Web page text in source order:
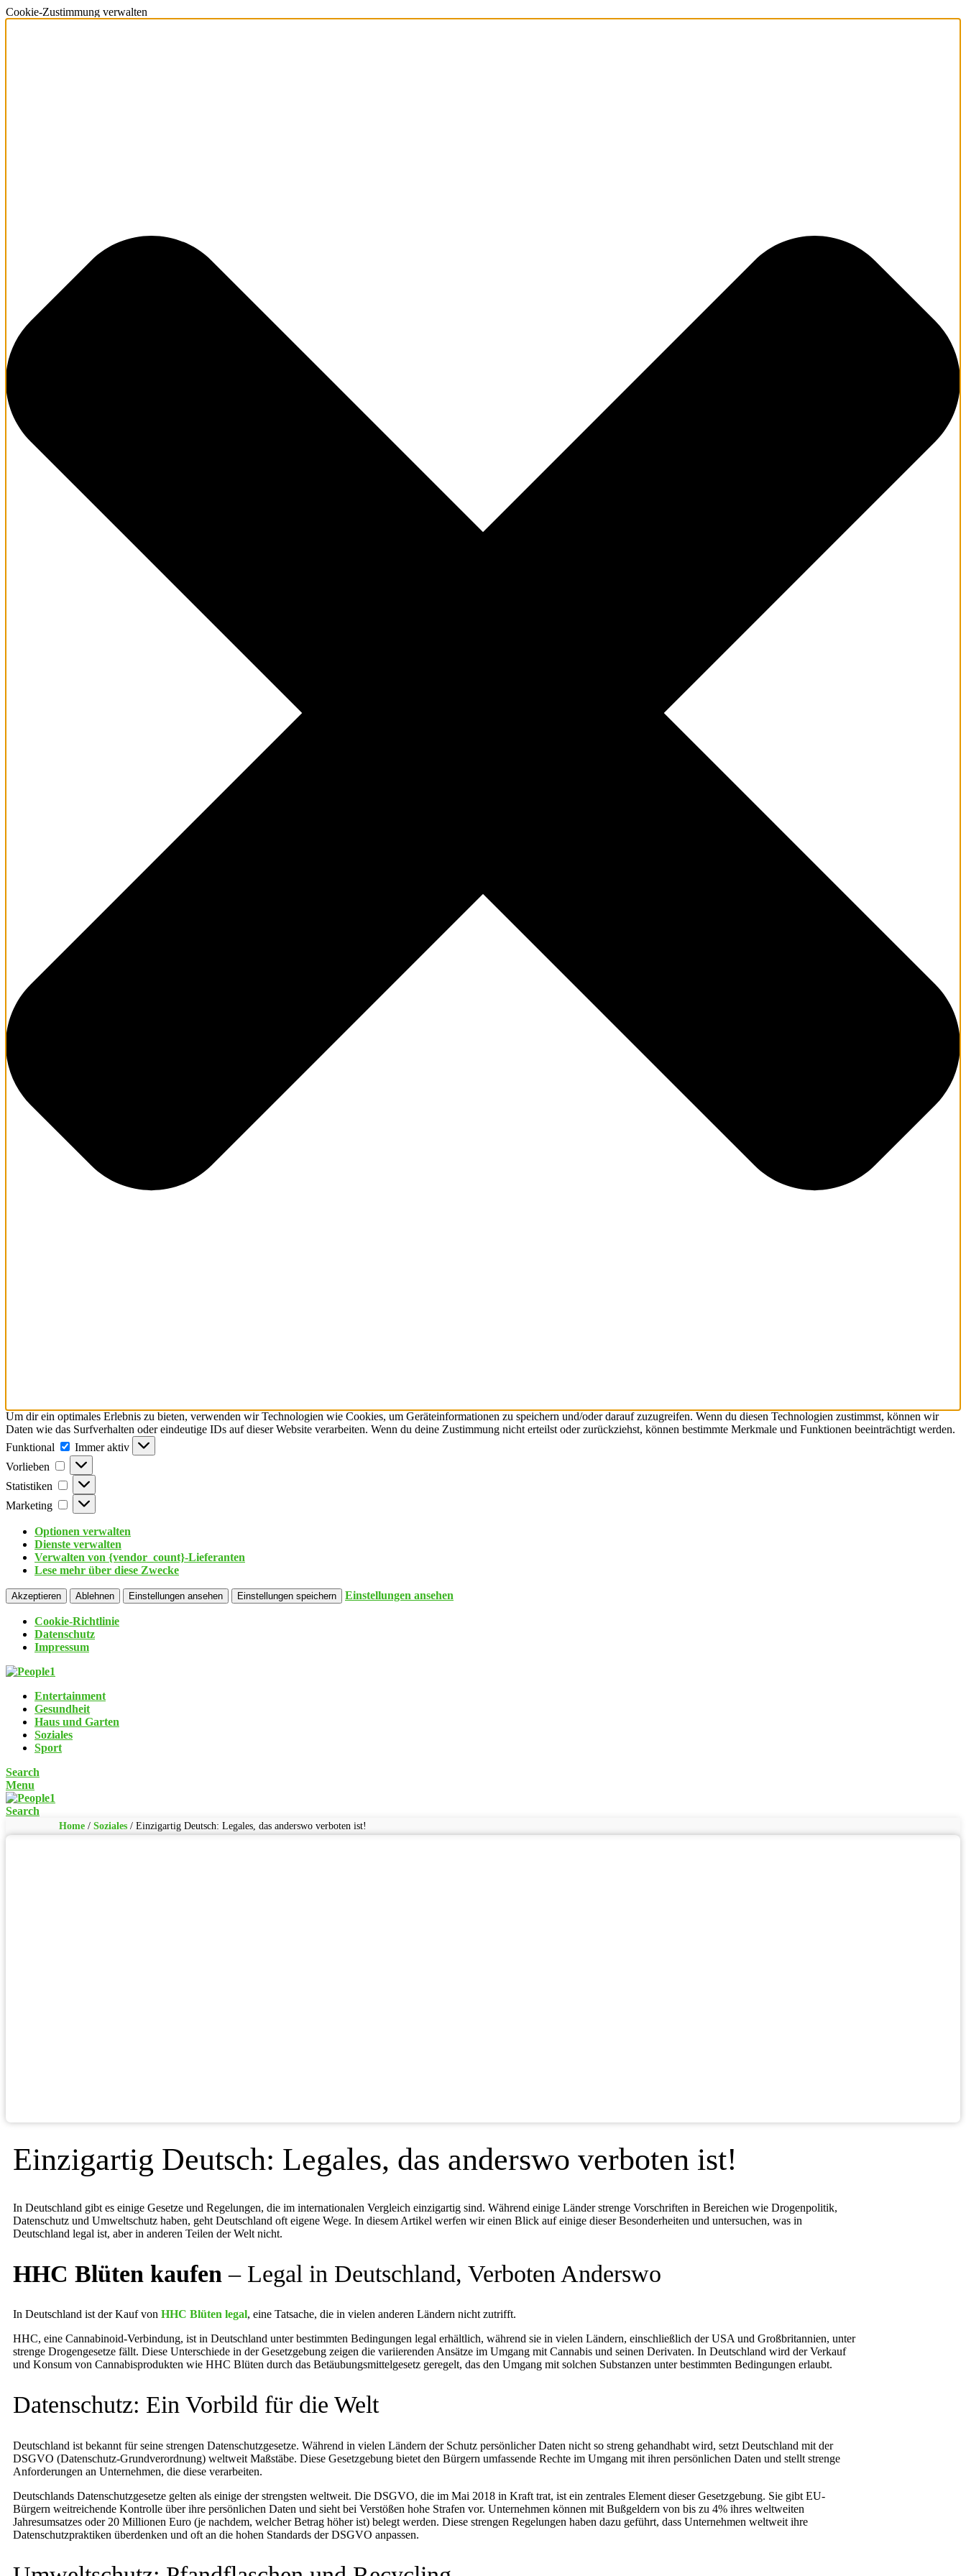
Cookie-Zustimmung verwalten
Um dir ein optimales Erlebnis zu bieten, verwenden wir Technologien wie Cookies, um Geräteinformationen zu speichern und/oder darauf zuzugreifen. Wenn du diesen Technologien zustimmst, können wir
Daten wie das Surfverhalten oder eindeutige IDs auf dieser Website verarbeiten. Wenn du deine Zustimmung nicht erteilst oder zurückziehst, können bestimmte Merkmale und Funktionen beeinträchtigt werden.
Funktional
Immer aktiv
Vorlieben
Statistiken
Marketing
Optionen verwalten
Dienste verwalten
Verwalten von {vendor_count}-Lieferanten
Lese mehr über diese Zwecke
Akzeptieren Ablehnen Einstellungen ansehen Einstellungen speichern Einstellungen ansehen
Cookie-Richtlinie
Datenschutz
Impressum
Entertainment
Gesundheit
Haus und Garten
Soziales
Sport
Search
Menu
Search
Home / Soziales / Einzigartig Deutsch: Legales, das anderswo verboten ist!
Einzigartig Deutsch: Legales, das anderswo verboten ist!
In Deutschland gibt es einige Gesetze und Regelungen, die im internationalen Vergleich einzigartig sind. Während einige Länder strenge Vorschriften in Bereichen wie Drogenpolitik,
Datenschutz und Umweltschutz haben, geht Deutschland oft eigene Wege. In diesem Artikel werfen wir einen Blick auf einige dieser Besonderheiten und untersuchen, was in
Deutschland legal ist, aber in anderen Teilen der Welt nicht.
HHC Blüten kaufen – Legal in Deutschland, Verboten Anderswo
In Deutschland ist der Kauf von HHC Blüten legal, eine Tatsache, die in vielen anderen Ländern nicht zutrifft.
HHC, eine Cannabinoid-Verbindung, ist in Deutschland unter bestimmten Bedingungen legal erhältlich, während sie in vielen Ländern, einschließlich der USA und Großbritannien, unter
strenge Drogengesetze fällt. Diese Unterschiede in der Gesetzgebung zeigen die variierenden Ansätze im Umgang mit Cannabis und seinen Derivaten. In Deutschland wird der Verkauf
und Konsum von Cannabisprodukten wie HHC Blüten durch das Betäubungsmittelgesetz geregelt, das den Umgang mit solchen Substanzen unter bestimmten Bedingungen erlaubt.
Datenschutz: Ein Vorbild für die Welt
Deutschland ist bekannt für seine strengen Datenschutzgesetze. Während in vielen Ländern der Schutz persönlicher Daten nicht so streng gehandhabt wird, setzt Deutschland mit der
DSGVO (Datenschutz-Grundverordnung) weltweit Maßstäbe. Diese Gesetzgebung bietet den Bürgern umfassende Rechte im Umgang mit ihren persönlichen Daten und stellt strenge
Anforderungen an Unternehmen, die diese verarbeiten.
Deutschlands Datenschutzgesetze gelten als einige der strengsten weltweit. Die DSGVO, die im Mai 2018 in Kraft trat, ist ein zentrales Element dieser Gesetzgebung. Sie gibt EU-
Bürgern weitreichende Kontrolle über ihre persönlichen Daten und sieht bei Verstößen hohe Strafen vor. Unternehmen können mit Bußgeldern von bis zu 4% ihres weltweiten
Jahresumsatzes oder 20 Millionen Euro (je nachdem, welcher Betrag höher ist) belegt werden. Diese strengen Regelungen haben dazu geführt, dass Unternehmen weltweit ihre
Datenschutzpraktiken überdenken und oft an die hohen Standards der DSGVO anpassen.